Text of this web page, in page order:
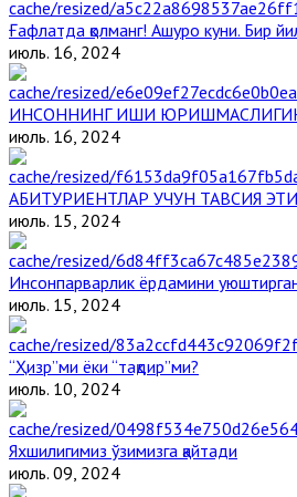
Ғафлатда қолманг! Ашуро куни. Бир
июль. 16, 2024
ИНСОННИНГ ИШИ
июль. 16, 2024
АБИТУРИЕНТЛАР УЧУН ТАВСИЯ
июль. 15, 2024
Инсонпарварлик ёрдамини
июль. 15, 2024
“Ҳизр”ми ёки “тақдир”ми?
июль. 10, 2024
Яхшилигимиз ўзимизга қайтади
июль. 09, 2024